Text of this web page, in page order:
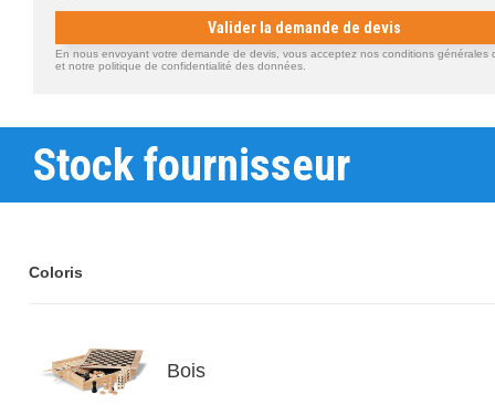
Valider la demande de devis
En nous envoyant votre demande de devis, vous acceptez nos conditions générales
et notre politique de confidentialité des données.
Stock fournisseur
Coloris
Bois